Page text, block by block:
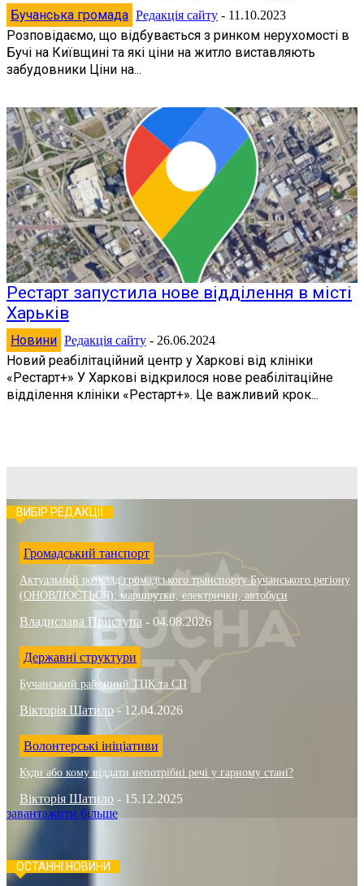
Бучанська громада Редакція сайту - 11.10.2023
Розповідаємо, що відбувається з ринком нерухомості в
Бучі на Київщині та які ціни на житло виставляють
забудовники Ціни на...
Рестарт запустила нове відділення в місті
Харьків
Новини Редакція сайту - 26.06.2024
Новий реабілітаційний центр у Харкові від клініки
«Рестарт+» У Харкові відкрилося нове реабілітаційне
відділення клініки «Рестарт+». Це важливий крок...
ВИБІР РЕДАКЦІЇ
Громадський танспорт
Актуальний розклад громадського транспорту Бучанського регіону
(ОНОВЛЮЄТЬСЯ): маршрутки, електрички, автобуси
Владислава Приступа - 04.08.2026
Державні структури
Бучанський районний ТЦК та СП
Вікторія Шатило - 12.04.2026
Волонтерські ініціативи
Куди або кому віддати непотрібні речі у гарному стані?
Вікторія Шатило - 15.12.2025
завантажити більше
ОСТАННІ НОВИНИ